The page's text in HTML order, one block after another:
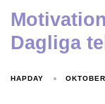
Dagliga
HAPDAY